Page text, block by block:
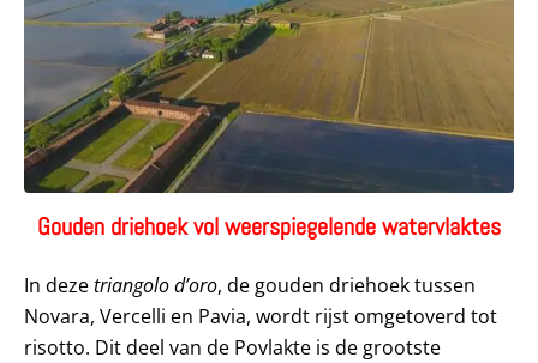
Gouden driehoek vol weerspiegelende watervlaktes
In dezetriangolo d’oro, de gouden driehoek tussen
Novara, Vercelli en Pavia, wordt rijst omgetoverd tot
risotto. Dit deel van de Povlakte is de grootste